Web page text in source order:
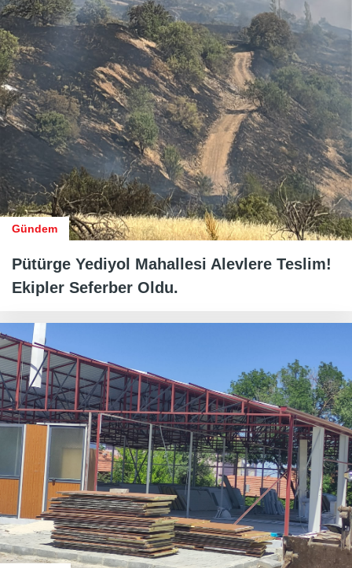
Gündem
Pütürge Yediyol Mahallesi Alevlere Teslim!
Ekipler Seferber Oldu.